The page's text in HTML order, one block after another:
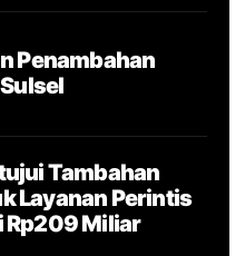
Penambahan
Tambahan
Layanan Perintis
Rp209 Miliar